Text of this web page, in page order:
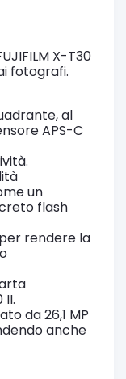
X-T30
fotografi.
al
APS-C
un
flash
rendere la
da 26,1 MP
anche